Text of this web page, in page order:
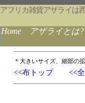
アフリカ雑貨アザライは
Home
アザライとは?
＊大きいサイズ、細部の
<<布トップ <<